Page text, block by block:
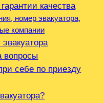
качества
номер эвакуатора,
компании
вопросы
себе по приезду